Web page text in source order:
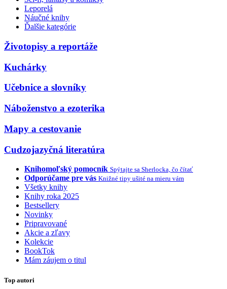
Leporelá
Náučné knihy
Ďalšie kategórie
Životopisy a reportáže
Kuchárky
Učebnice a slovníky
Náboženstvo a ezoterika
Mapy a cestovanie
Cudzojazyčná literatúra
Knihomoľský pomocník Spýtajte sa Sherlocka, čo čítať
Odporúčame pre vás Knižné tipy ušité na mieru vám
Všetky knihy
Knihy roka 2025
Bestsellery
Novinky
Pripravované
Akcie a zľavy
Kolekcie
BookTok
Mám záujem o titul
Top autori